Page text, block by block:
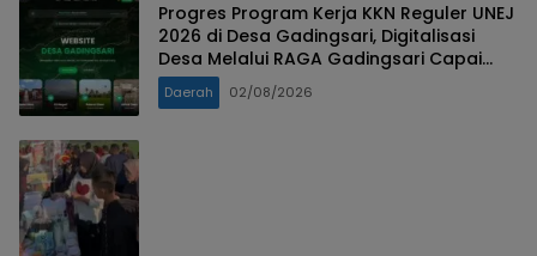
Progres Program Kerja KKN Reguler UNEJ
2026 di Desa Gadingsari, Digitalisasi
Desa Melalui RAGA Gadingsari Capai
98% Penyelesaian
Daerah 02/08/2026